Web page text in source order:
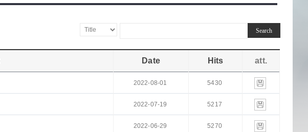
Date Hits att.
2022-08-01 5430
2022-07-19 5217
2022-06-29 5270